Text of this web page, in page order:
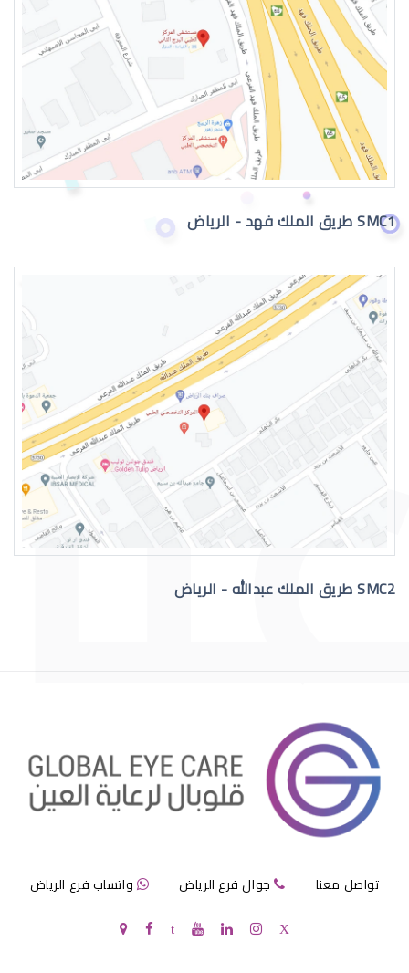
القرنية المخروطية 2019
القرنية المخروطية وراثة
القرنية المخروطية والصداع
قرنية الصناعية
SMC1 طريق الملك فهد - الرياض
SMC2 طريق الملك عبدالله - الرياض
تواصل معنا جوال فرع الرياض واتساب فرع الرياض